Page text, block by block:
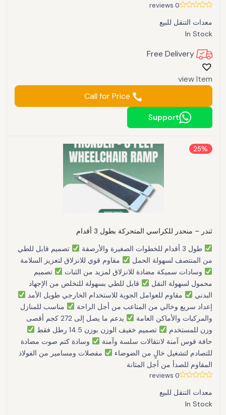
0 reviews
معدات التنقل للبيع
In Stock
Free Delivery
view Item
Support
25%
ثندر – منحدر للكراسي المتحركة بطول 3 أقدام
طول 3 أقدام للخطوات الصغيرة والأرصفة
تصميم قابل للطي
من المنتصف لسهولة الحمل
مقاوم قوي للانزلاق لتعزيز السلامة
وسادات سميكة مضادة للانزلاق لمزيد من الثبات
تصميم
محمول لسهولة النقل
قابل للطي بسهولة للتخلص من الإجهاد
البدني
مقاوم للعوامل الجوية للاستخدام الخارجي طويل الأمد
إعداد سريع وخالي من المتاعب من أجل الراحة
مناسب للمنازل
والمركبات والأماكن العامة
يدعم ما يصل إلى 272 كجم أقصى
وزن للمستخدم
تصميم خفيف الوزن بوزن 14.5 رطل فقط
حافة قوس آمنة لانتقالات سلسة وآمنة
وسادة كتم صوت مضادة
للتصادم لتشغيل خالٍ من الضوضاء
مفصلات ومسامير من الفولاذ
المقاوم للصدأ من أجل المتانة
0 reviews
معدات التنقل للبيع
In Stock